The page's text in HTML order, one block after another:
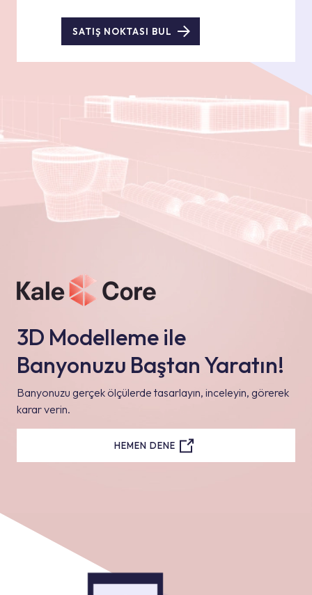
SATIŞ NOKTASI BUL
3D Modelleme ile
Banyonuzu Baştan Yaratın!
Banyonuzu gerçek ölçülerde tasarlayın, inceleyin, görerek
karar verin.
HEMEN DENE